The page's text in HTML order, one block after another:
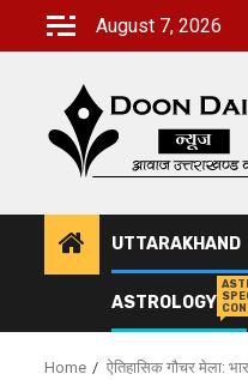
August 7, 2026
UTTARAKHAND
ASTROLOGY
Home ऐतिहासिक गौचर मेला: